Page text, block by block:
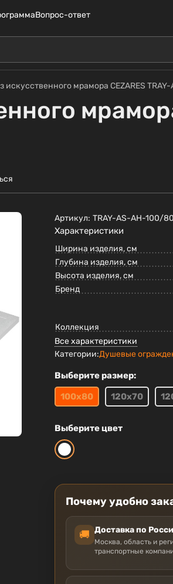
Вопрос-ответ
искусственного мрамора CEZARES
Артикул: TRAY-AS-AH-100/
Характеристики
Ширина изделия, см
Глубина изделия, см
Высота изделия, см
Бренд
Коллекция
Все характеристики
Категории:Душевые
Выберите размер:
100х80
120х70
Выберите цвет
Почему удобно
🚚 Доставка по
Москва, область и
транспортные